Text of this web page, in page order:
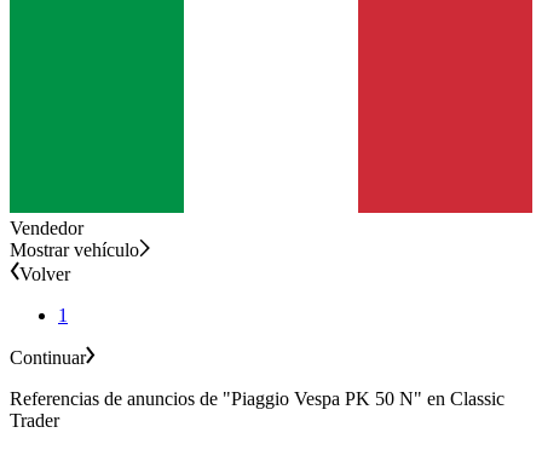
Vendedor
Mostrar vehículo
Volver
1
Continuar
Referencias de anuncios de "Piaggio Vespa PK 50 N" en Classic
Trader